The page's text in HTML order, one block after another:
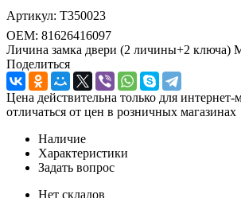
Артикул: T350023
OEM: 81626416097
Личина замка двери (2 личины+2 ключа)
Поделиться
Цена действительна только для
отличаться от цен в розничных магазинах
Наличие
Характеристики
Задать вопрос
Нет складов